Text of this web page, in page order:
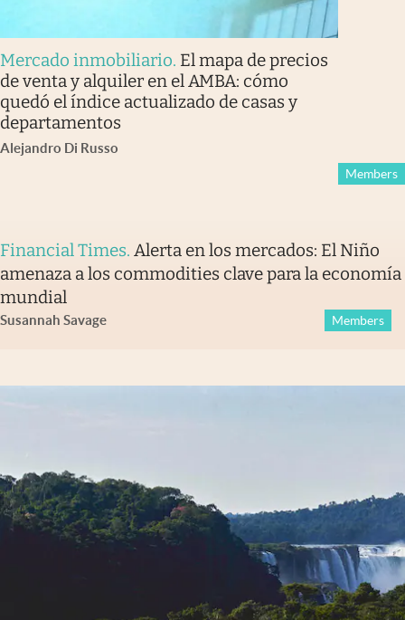
Mercado inmobiliario. El mapa de precios
de venta y alquiler en el AMBA: cómo
quedó el índice actualizado de casas y
departamentos
Alejandro Di Russo
Members
Financial Times. Alerta en los mercados: El Niño
amenaza a los commodities clave para la economía
mundial
Susannah Savage Members